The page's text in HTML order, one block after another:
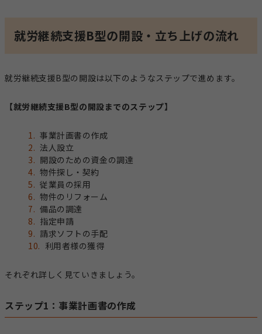
就労継続支援B型の開設・立ち上げの流れ
就労継続支援B型の開設は以下のようなステップで進めます。
【就労継続支援B型の開設までのステップ】
事業計画書の作成
法人設立
開設のための資金の調達
物件探し・契約
従業員の採用
物件のリフォーム
備品の調達
指定申請
請求ソフトの手配
利用者様の獲得
それぞれ詳しく見ていきましょう。
ステップ1：事業計画書の作成